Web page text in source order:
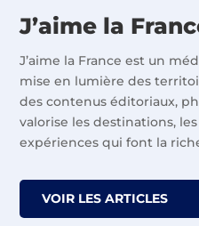
J’aime la
J’aime la France est un
mise en lumière des
des contenus éditoriaux,
valorise les destinations,
expériences qui font la
VOIR LES ARTICLES